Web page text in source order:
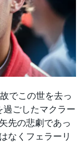
でこの世を去っ
過ごしたマクラー
先の悲劇であっ
なくフェラーリ